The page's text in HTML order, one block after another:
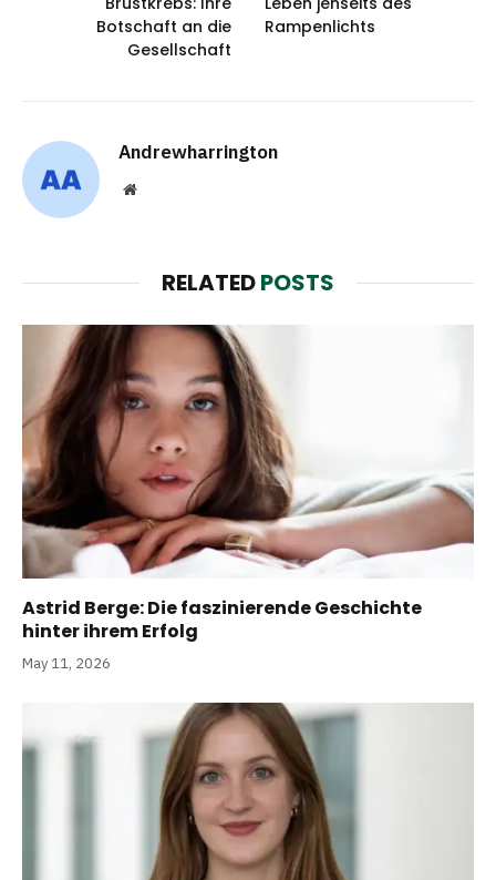
Botschaft an die
Gesellschaft
Rampenlichts
Andrewharrington
Website
RELATEDPOSTS
Astrid Berge: Die faszinierende Geschichte
hinter ihrem Erfolg
May 11, 2026